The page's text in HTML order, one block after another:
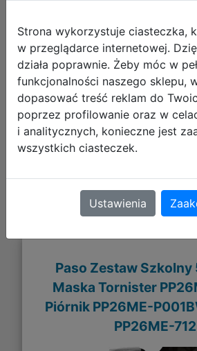
259,93 zł
DO KOSZYKA
Paso Zestaw Szkolny
Maska Tornister
Piórnik PP26ME-
PP26ME-712
Strona wykorzystuje ciasteczka,
w przeglądarce internetowej.
działa poprawnie. Żeby móc w
funkcjonalności naszego sklepu,
dopasować treść reklam do
poprzez profilowanie oraz w
i analitycznych, konieczne jest
wszystkich ciasteczek.
Ustawienia